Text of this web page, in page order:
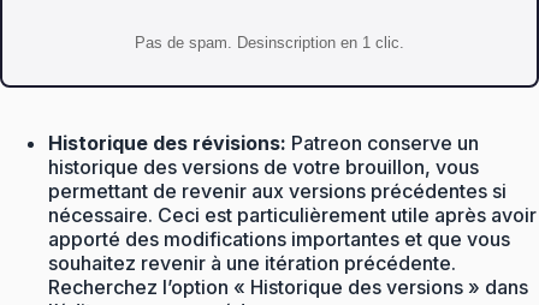
Pas de spam. Desinscription en 1 clic.
Historique des révisions: Patreon conserve un
historique des versions de votre brouillon, vous
permettant de revenir aux versions précédentes si
nécessaire. Ceci est particulièrement utile après avoir
apporté des modifications importantes et que vous
souhaitez revenir à une itération précédente.
Recherchez l’option « Historique des versions » dans